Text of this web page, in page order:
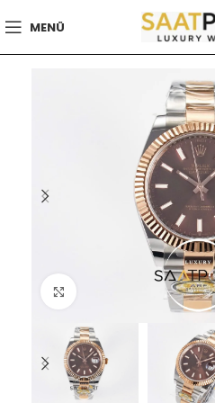
MENÜ
Büyütmek için tıklayın